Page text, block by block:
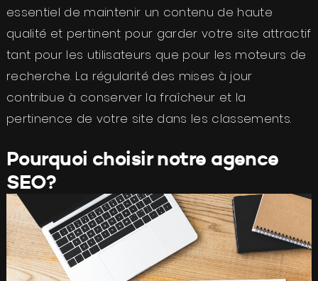
essentiel de maintenir un contenu de haute
qualité et pertinent pour garder votre site attractif
tant pour les utilisateurs que pour les moteurs de
recherche. La régularité des mises à jour
contribue à conserver la fraîcheur et la
pertinence de votre site dans les classements.
Pourquoi choisir notre agence
SEO?